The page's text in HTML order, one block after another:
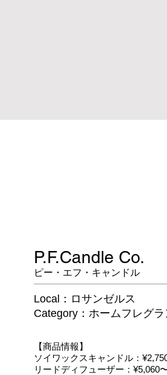
P.F.Candle Co.
​ピー・エフ・キャンドル
Local：ロサンゼルス
Category：ホームフレグラ
​【商品情報】
ソイワックスキャンドル：
リードディフューザー：¥5,060